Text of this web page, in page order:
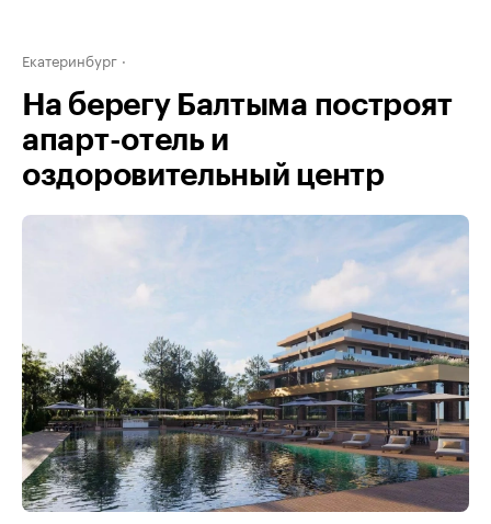
Екатеринбург
На берегу Балтыма построят
апарт-отель и
оздоровительный центр